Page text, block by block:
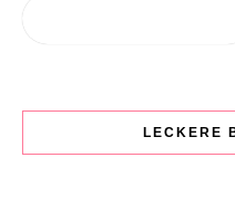
LECKERE